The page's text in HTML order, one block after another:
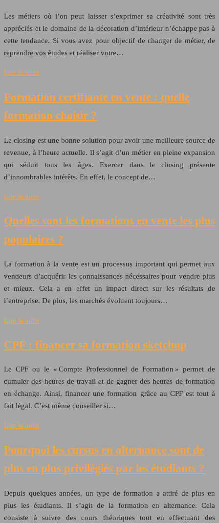
Les métiers où l’on peut laisser s’exprimer sa créativité sont très
appréciés et le domaine de la décoration d’intérieur n’échappe pas à
cette tendance. Si vous avez pour objectif de changer de métier, de
reprendre vos études et réaliser votre…
Lire la suite
Formation certifiante en vente : quelle
formation choisir ?
Le closing est une bonne solution pour avoir une meilleure source de
revenue, à l’heure actuelle. Il s’agit d’un métier en pleine expansion
qui séduit tous les âges. Exercer dans le closing présente
d’innombrables intérêts. En effet, le concept de…
Lire la suite
Quelles sont les formations en vente les plus
populaires ?
La formation à la vente est un processus important qui permet aux
vendeurs d’acquérir les connaissances nécessaires pour vendre plus
et mieux. Cela a en effet un impact direct sur les résultats de
l’entreprise. De plus, les marchés évoluent toujours…
Lire la suite
CPF : financer sa formation sketchup
Le CPF ou le « Compte Professionnel de Formation » permet de
cumuler des heures de travail et de gagner des heures de formation
en échange. Ainsi, financer une formation grâce au CPF est tout à
fait légal. C’est même conseiller si…
Lire la suite
Pourquoi les cursus en alternance sont de
plus en plus privilégiés par les étudiants ?
Depuis quelques années, un type de formation a attiré de plus en
plus les étudiants. Il s’agit de la formation en alternance. Cela
consiste à suivre des cours théoriques tout en effectuant des